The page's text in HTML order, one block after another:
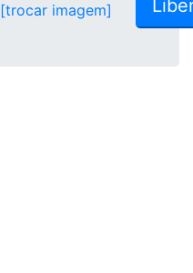
[trocar imagem]